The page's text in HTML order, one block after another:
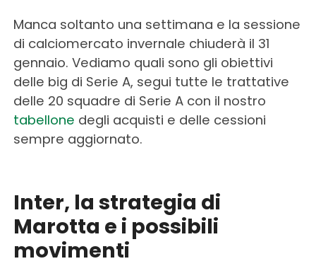
Manca soltanto una settimana e la sessione
di calciomercato invernale chiuderà il 31
gennaio. Vediamo quali sono gli obiettivi
delle big di Serie A, segui tutte le trattative
delle 20 squadre di Serie A con il nostro
tabellone degli acquisti e delle cessioni
sempre aggiornato.
Inter, la strategia di
Marotta e i possibili
movimenti